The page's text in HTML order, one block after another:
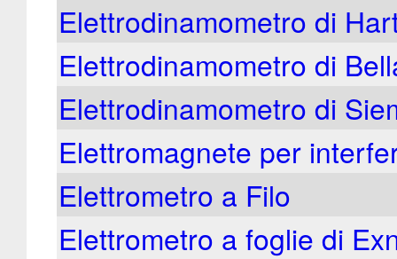
Elettrodinamometro di
Elettrodinamometro di
Elettrodinamometro di
Elettromagnete per
Elettrometro a Filo
Elettrometro a foglie di